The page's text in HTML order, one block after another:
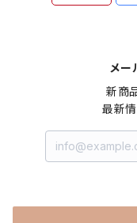
メー
新商
最新情